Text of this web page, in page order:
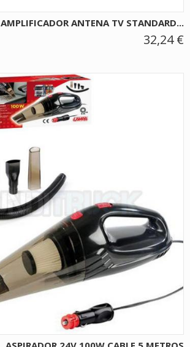
AMPLIFICADOR ANTENA TV STANDARD...
32,24 €